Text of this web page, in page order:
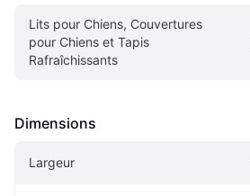
Lits pour Chiens, Couvertures
pour Chiens et Tapis
Rafraîchissants
Dimensions
Largeur